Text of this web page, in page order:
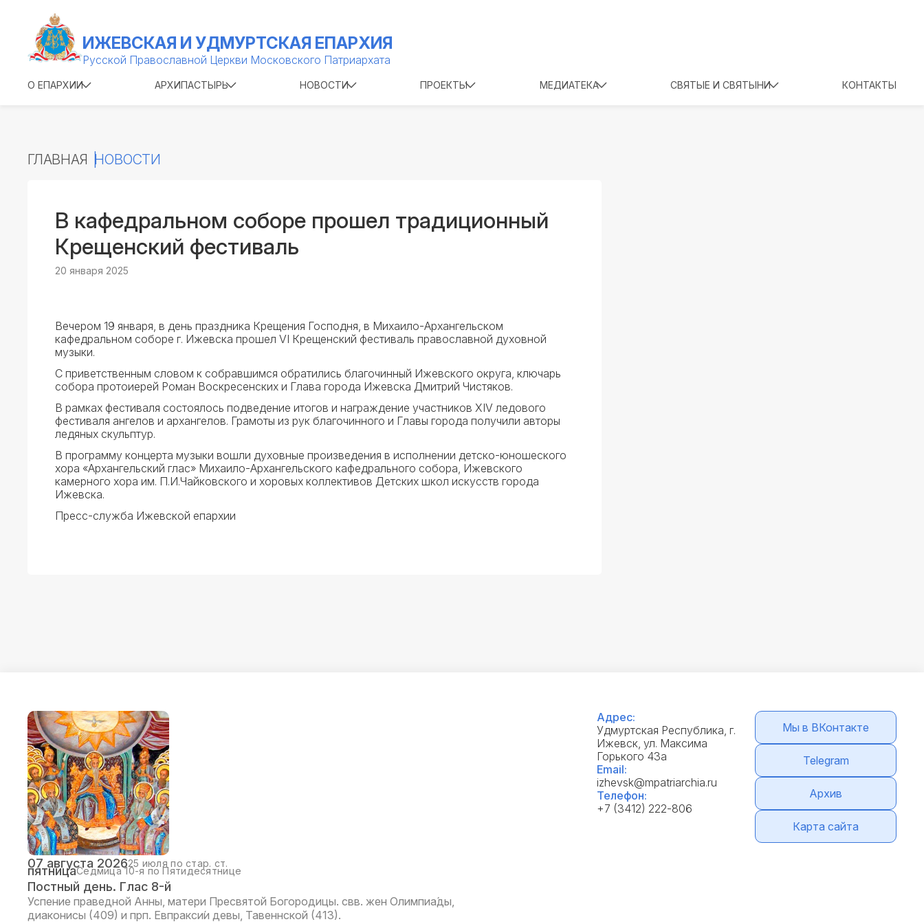
ИЖЕВСКАЯ И УДМУРТСКАЯ ЕПАРХИЯ
Русской Православной Церкви Московского Патриархата
О ЕПАРХИИ АРХИПАСТЫРЬ НОВОСТИ ПРОЕКТЫ МЕДИАТЕКА СВЯТЫЕ И СВЯТЫНИ КОНТАКТЫ
ГЛАВНАЯ НОВОСТИ
В кафедральном соборе прошел традиционный
Крещенский фестиваль
20 января 2025
Вечером 19 января, в день праздника Крещения Господня, в Михаило-Архангельском
кафедральном соборе г. Ижевска прошел VI Крещенский фестиваль православной духовной
музыки.
С приветственным словом к собравшимся обратились благочинный Ижевского округа, ключарь
собора протоиерей Роман Воскресенских и Глава города Ижевска Дмитрий Чистяков.
В рамках фестиваля состоялось подведение итогов и награждение участников XIV ледового
фестиваля ангелов и архангелов. Грамоты из рук благочинного и Главы города получили авторы
ледяных скульптур.
В программу концерта музыки вошли духовные произведения в исполнении детско-юношеского
хора «Архангельский глас» Михаило-Архангельского кафедрального собора, Ижевского
камерного хора им. П.И.Чайковского и хоровых коллективов Детских школ искусств города
Ижевска.
Пресс-служба Ижевской епархии
07 августа 202625 июля по стар. ст.
пятницаСедмица 10-я по Пятидесятнице
Постный день. Глас 8-й
Успение праведной Анны, матери Пресвятой Богородицы. свв. жен Олимпиа́ды,
диаконисы (409) и прп. Евпракси́и девы, Тавеннской (413).
Мы в ВКонтакте
Telegram
Архив
Карта сайта
Адрес:
Удмуртская Республика, г.
Ижевск, ул. Максима
Горького 43а
Email:
izhevsk@mpatriarchia.ru
Телефон:
+7 (3412) 222-806